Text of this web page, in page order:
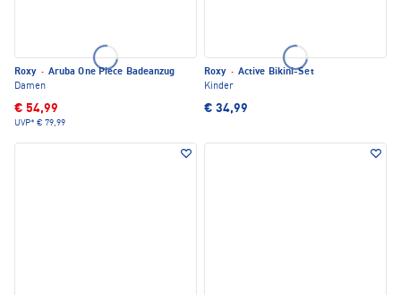
Roxy · Aruba One Piece Badeanzug
Damen
€ 54,99
UVP* € 79,99
Roxy · Active Bikini-Set
Kinder
€ 34,99